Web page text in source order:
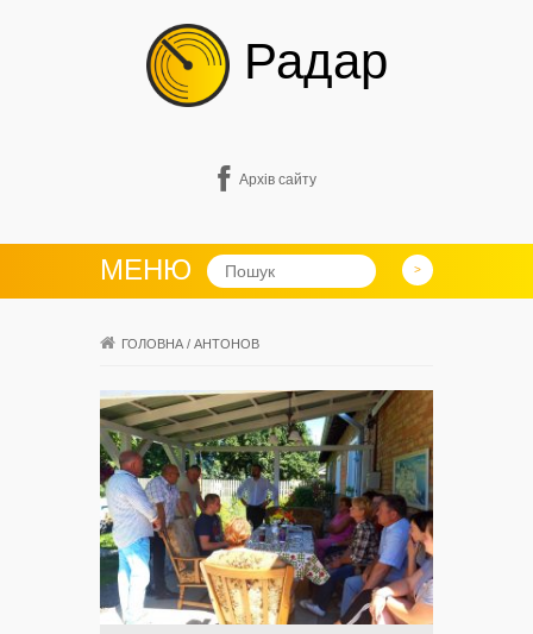
Радар
Архів сайту
МЕНЮ
ГОЛОВНА / АНТОНОВ